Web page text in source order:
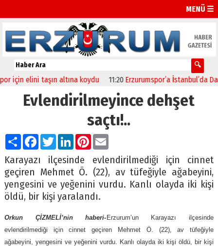
MENÜ ☰
için elini taşın altına koydu 11:20 Erzurumspor’a İstanbul’da
Evlendirilmeyince dehşet
saçtı!..
PaylaşFacebook
TwitterLinkedIn
Pinterest
Email
Karayazı ilçesinde evlendirilmediği için cinnet
geçiren Mehmet Ö. (22), av tüfeğiyle ağabeyini,
yengesini ve yeğenini vurdu. Kanlı olayda iki kişi
öldü, bir kişi yaralandı.
Orkun ÇİZMELİ’nin haberi- Erzurum’un Karayazı ilçesinde
evlendirilmediği için cinnet geçiren Mehmet Ö. (22), av tüfeğiyle
ağabeyini, yengesini ve yeğenini vurdu. Kanlı olayda iki kişi öldü, bir kişi